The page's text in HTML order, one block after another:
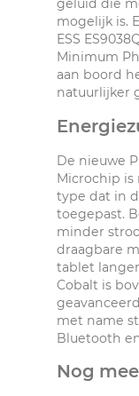
geluid die
mogelijk is.
ESS
Minimum
aan boord
natuurlijker
De nieuwe
Microchip is
type dat in
toegepast.
minder
draagbare
tablet
Cobalt is
met name
Bluetooth
Nog